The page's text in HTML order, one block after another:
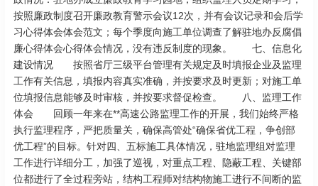
按照廉政制度召开廉政教育警示会议12次，并有会议记录和会后学
习心得体会体会范文；每个季度向施工单位调查了解驻地办反腐倡
廉心得体会心得体会情况，没有违反制度的现象。 七、信息化
建设情况 按照省厅三级平台管理有关规定及时填报企业及监理
工作有关信息，填报内容真实准确，并按要求及时更新；对施工单
位填报信息能够及时审核，并按要求督促检查。 八、监理工作
体会 回顾一年来在**高速公路监理工作的开展，我们始终严格
执行监理程序，严把质量关，确保高管处“确保省优工程，争创部
优工程”的目标。针对四、五标施工具体情况，驻地监理组对监理
工作进行详细分工，加强了巡视，对重点工程、隐蔽工程、关键部
位都进行了全过程旁站，结构工程师对结构物施工进行不间断的监